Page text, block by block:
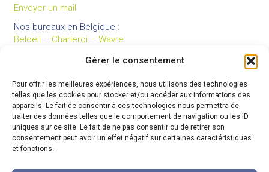
Gérer le consentement
Pour offrir les meilleures expériences, nous utilisons des technologies
telles que les cookies pour stocker et/ou accéder aux informations des
appareils. Le fait de consentir à ces technologies nous permettra de
traiter des données telles que le comportement de navigation ou les ID
uniques sur ce site. Le fait de ne pas consentir ou de retirer son
consentement peut avoir un effet négatif sur certaines caractéristiques
et fonctions.
Envoyer un mail
Nos bureaux en Belgique :
Beloeil – Charleroi – Wavre
LIENS UTILES
Mentions légales
Conditions générales de vente
Politique de confidentialité
Partenaires
Code de déontologie